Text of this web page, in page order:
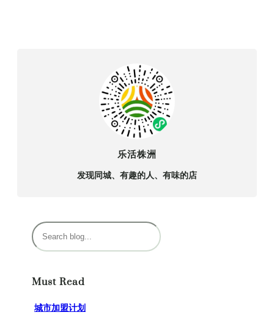
乐活株洲
发现同城、有趣的人、有味的店
搜
索
Must Read
城市加盟计划